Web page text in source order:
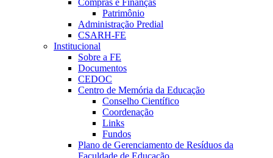
Compras e Finanças
Patrimônio
Administração Predial
CSARH-FE
Institucional
Sobre a FE
Documentos
CEDOC
Centro de Memória da Educação
Conselho Científico
Coordenação
Links
Fundos
Plano de Gerenciamento de Resíduos da
Faculdade de Educação